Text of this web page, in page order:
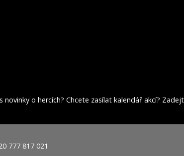
novinky o hercích? Chcete zasílat kalendář akcí?
777 817 021